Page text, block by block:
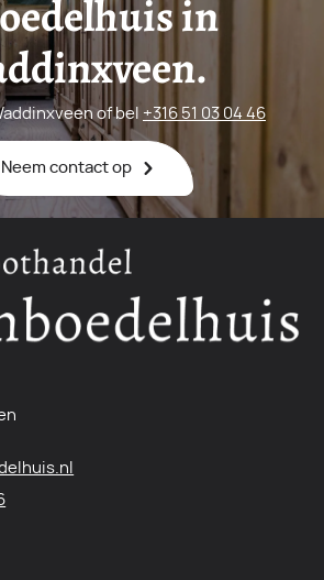
in
of bel +316 51 03 04 46
Neem contact op